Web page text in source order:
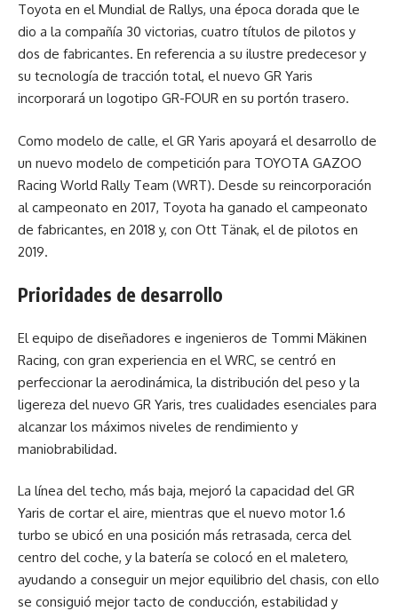
Toyota en el Mundial de Rallys, una época dorada que le
dio a la compañía 30 victorias, cuatro títulos de pilotos y
dos de fabricantes. En referencia a su ilustre predecesor y
su tecnología de tracción total, el nuevo GR Yaris
incorporará un logotipo GR-FOUR en su portón trasero.
Como modelo de calle, el GR Yaris apoyará el desarrollo de
un nuevo modelo de competición para TOYOTA GAZOO
Racing World Rally Team (WRT). Desde su reincorporación
al campeonato en 2017, Toyota ha ganado el campeonato
de fabricantes, en 2018 y, con Ott Tänak, el de pilotos en
2019.
Prioridades de desarrollo
El equipo de diseñadores e ingenieros de Tommi Mäkinen
Racing, con gran experiencia en el WRC, se centró en
perfeccionar la aerodinámica, la distribución del peso y la
ligereza del nuevo GR Yaris, tres cualidades esenciales para
alcanzar los máximos niveles de rendimiento y
maniobrabilidad.
La línea del techo, más baja, mejoró la capacidad del GR
Yaris de cortar el aire, mientras que el nuevo motor 1.6
turbo se ubicó en una posición más retrasada, cerca del
centro del coche, y la batería se colocó en el maletero,
ayudando a conseguir un mejor equilibrio del chasis, con ello
se consiguió mejor tacto de conducción, estabilidad y